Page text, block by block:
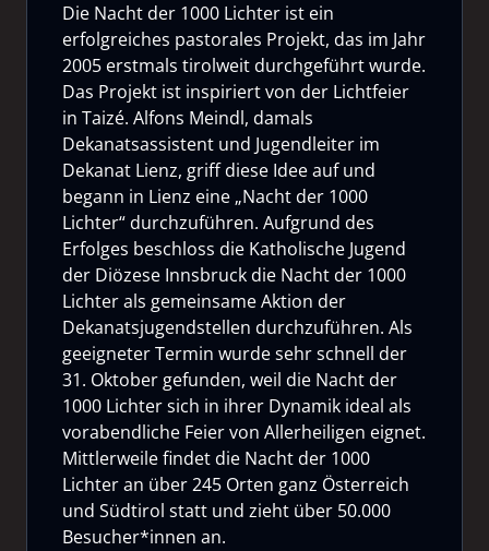
Die Nacht der 1000 Lichter ist ein
erfolgreiches pastorales Projekt, das im Jahr
2005 erstmals tirolweit durchgeführt wurde.
Das Projekt ist inspiriert von der Lichtfeier
in Taizé. Alfons Meindl, damals
Dekanatsassistent und Jugendleiter im
Dekanat Lienz, griff diese Idee auf und
begann in Lienz eine „Nacht der 1000
Lichter“ durchzuführen. Aufgrund des
Erfolges beschloss die Katholische Jugend
der Diözese Innsbruck die Nacht der 1000
Lichter als gemeinsame Aktion der
Dekanatsjugendstellen durchzuführen. Als
geeigneter Termin wurde sehr schnell der
31. Oktober gefunden, weil die Nacht der
1000 Lichter sich in ihrer Dynamik ideal als
vorabendliche Feier von Allerheiligen eignet.
Mittlerweile findet die Nacht der 1000
Lichter an über 245 Orten ganz Österreich
und Südtirol statt und zieht über 50.000
Besucher*innen an.